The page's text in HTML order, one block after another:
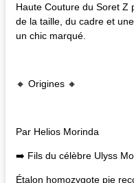
Haute Couture du Soret Z
de la taille, du cadre et
un chic marqué.
🔸 Origines 🔸
Par Helios Morinda
➡️ Fils du célèbre Ulyss
Étalon homozygote pie